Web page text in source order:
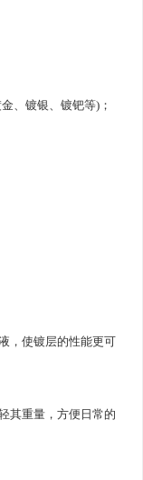
、镀银、镀钯等)；
，使镀层的性能更可
其重量，方便日常的